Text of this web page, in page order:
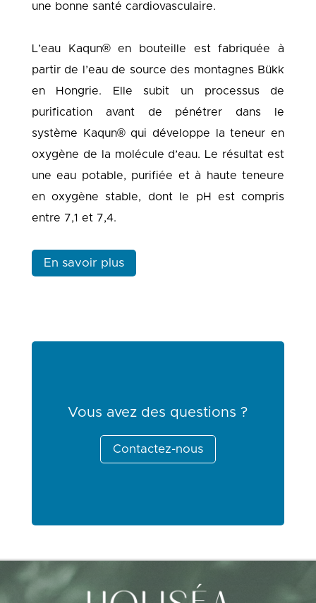
une bonne santé cardiovasculaire.
L’eau Kaqun® en bouteille est fabriquée à
partir de l’eau de source des montagnes Bükk
en Hongrie. Elle subit un processus de
purification avant de pénétrer dans le
système Kaqun® qui développe la teneur en
oxygène de la molécule d’eau. Le résultat est
une eau potable, purifiée et à haute teneure
en oxygène stable, dont le pH est compris
entre 7,1 et 7,4.
En savoir plus
Vous avez des questions ?
Contactez-nous